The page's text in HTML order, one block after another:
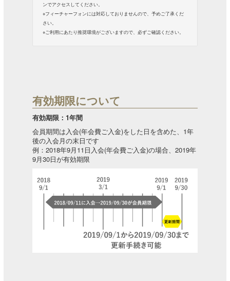
ンでアクセスしてください。
※フィーチャーフォンには対応しておりませんので、予めご了承くだ
さい。
※ご利用にあたり推奨環境がございますので、必ずご確認ください。
有効期限について
有効期限：1年間
会員期間は入会(年会費ご入金)をした日を含めた、1年
後の入会月の末日です
例：2018年9月11日入会(年会費ご入金)の場合、2019年
9月30日が有効期限